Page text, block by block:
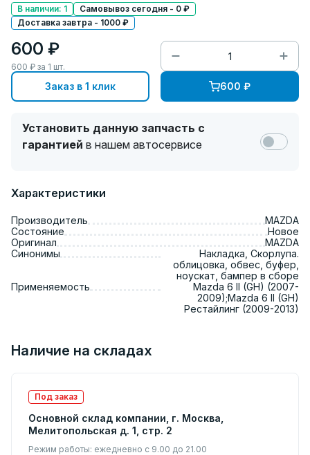
В наличии: 1
Самовывоз сегодня - 0 ₽
Доставка завтра - 1000 ₽
600 ₽
600 ₽ за 1 шт.
Заказ в 1 клик 600 ₽
Установить данную запчасть с
гарантией в нашем автосервисе
Характеристики
Производитель
MAZDA
Состояние
Новое
Оригинал
MAZDA
Синонимы
Накладка, Скорлупа.
облицовка, обвес, буфер,
ноускат, бампер в сборе
Применяемость
Mazda 6 II (GH) (2007-
2009);Mazda 6 II (GH)
Рестайлинг (2009-2013)
Наличие на складах
Под заказ
Основной склад компании, г. Москва,
Мелитопольская д. 1, стр. 2
Режим работы: ежедневно с 9.00 до 21.00